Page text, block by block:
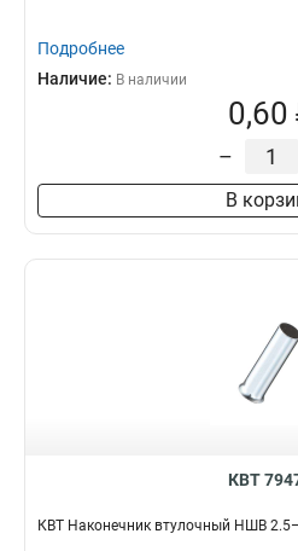
Подробнее
Наличие: В наличии
0,60
–
В
КВТ
КВТ Наконечник втулочный НШВ